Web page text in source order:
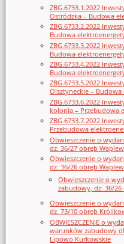
ZBG.6733.1.2022
Ostródzka – Budowa
ZBG.6733.2.2022
Budowa
ZBG.6733.3.2022
Budowa
ZBG.6733.4.2022
Budowa
ZBG.6733.5.2022
Olsztyneckie –
ZBG.6733.6.2022
kolonia – Przebudowa
ZBG.6733.7.2022
Przebudowa
Obwieszczenie o
dz. 36/27 obręb
Obwieszczenie o
dz. 36/26 obręb
Obwieszczenie o
zabudowy, dz. 36/
Obwieszczenie o
dz. 73/10 obręb
OBWIESZCZENIE o
warunków zabudowy
Lipowo Kurkowskie